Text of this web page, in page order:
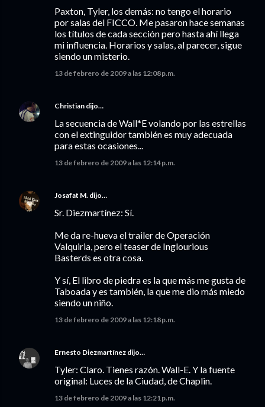
Paxton, Tyler, los demás: no tengo el horario
por salas del FICCO. Me pasaron hace semanas
los títulos de cada sección pero hasta ahí llega
mi influencia. Horarios y salas, al parecer, sigue
siendo un misterio.
13 de febrero de 2009 a las 12:08 p.m.
Christian dijo…
La secuencia de Wall*E volando por las estrellas
con el extinguidor también es muy adecuada
para estas ocasiones...
13 de febrero de 2009 a las 12:14 p.m.
Josafat M. dijo…
Sr. Diezmartínez: Sí.
Me da re-hueva el trailer de Operación
Valquiria, pero el teaser de Inglourious
Basterds es otra cosa.
Y sí, El libro de piedra es la que más me gusta de
Taboada y es también, la que me dio más miedo
siendo un niño.
13 de febrero de 2009 a las 12:18 p.m.
Ernesto Diezmartínez dijo…
Tyler: Claro. Tienes razón. Wall-E. Y la fuente
original: Luces de la Ciudad, de Chaplin.
13 de febrero de 2009 a las 12:21 p.m.